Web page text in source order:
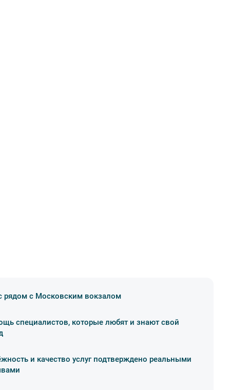
рядом с Московским вокзалом
специалистов, которые любят и знают свой
и качество услуг подтверждено реальными